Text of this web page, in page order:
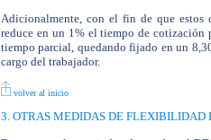
Adicionalmente, con el fin de que estos
reduce en un 1% el tiempo de cotización
tiempo parcial, quedando fijado en un
cargo del trabajador.
volver al inicio
3. OTRAS MEDIDAS DE FLEXIBILIDAD